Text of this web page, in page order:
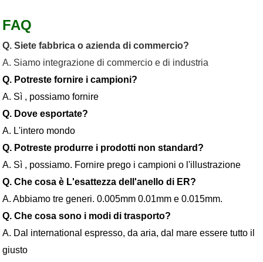
FAQ
Q. Siete fabbrica o azienda di commercio?
A. Siamo integrazione di commercio e di industria
Q. Potreste fornire i campioni?
A. Sì , possiamo fornire
Q. Dove esportate?
A. L'intero mondo
Q. Potreste produrre i prodotti non standard?
A. Sì , possiamo. Fornire prego i campioni o l'illustrazione
Q. Che cosa è L'esattezza dell'anello di ER?
A. Abbiamo tre generi. 0.005mm 0.01mm e 0.015mm.
Q. Che cosa sono i modi di trasporto?
A. Dal international espresso, da aria, dal mare essere tutto il
giusto